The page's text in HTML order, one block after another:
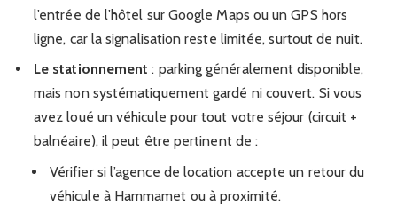
l’entrée de l’hôtel sur Google Maps ou un GPS hors
ligne, car la signalisation reste limitée, surtout de nuit.
Le stationnement : parking généralement disponible,
mais non systématiquement gardé ni couvert. Si vous
avez loué un véhicule pour tout votre séjour (circuit +
balnéaire), il peut être pertinent de :
Vérifier si l’agence de location accepte un retour du
véhicule à Hammamet ou à proximité.